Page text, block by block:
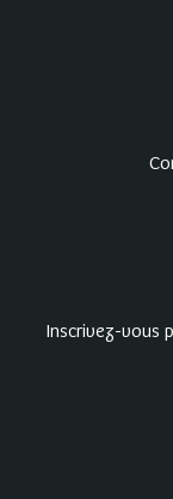
Inscrivez-vous